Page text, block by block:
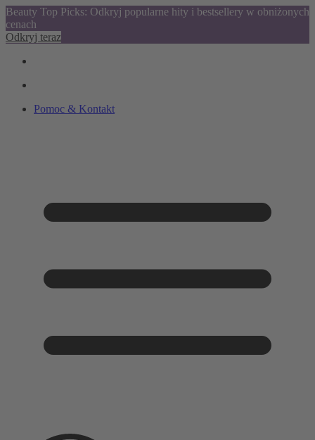
Beauty Top Picks: Odkryj popularne hity i bestsellery w obniżonych
cenach
Odkryj teraz
Pomoc & Kontakt